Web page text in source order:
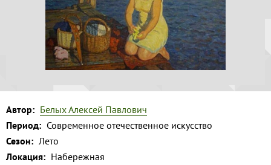
Автор: Белых Алексей Павлович
Период: Современное отечественное искусство
Сезон: Лето
Локация: Набережная
Лето
Осень